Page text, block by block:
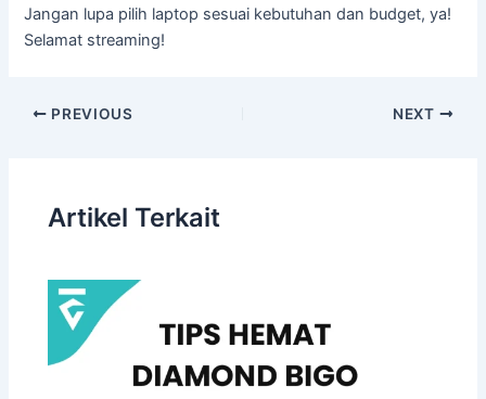
Jangan lupa pilih laptop sesuai kebutuhan dan budget, ya!
Selamat streaming!
PREVIOUS NEXT
Artikel Terkait